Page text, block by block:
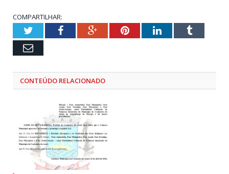
COMPARTILHAR:
TwitterFacebookGoogle+PinterestLinkedInTumblr
Email
CONTEÚDO RELACIONADO